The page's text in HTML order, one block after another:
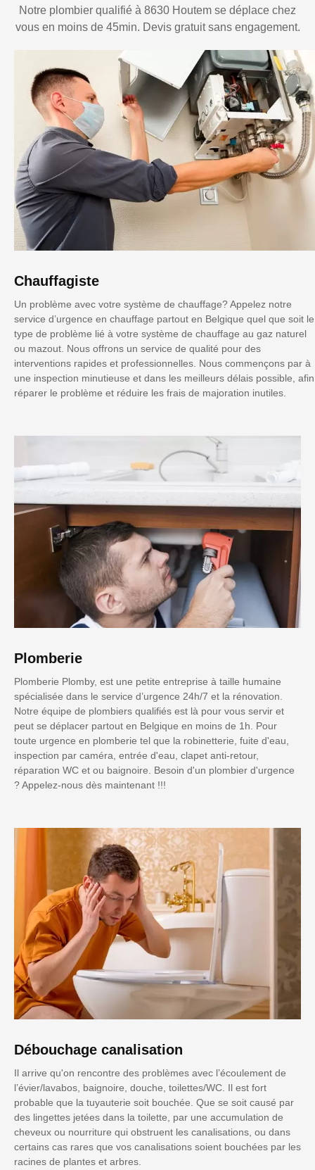
Notre plombier qualifié à 8630 Houtem se déplace chez
vous en moins de 45min. Devis gratuit sans engagement.
Chauffagiste
Un problème avec votre système de chauffage? Appelez notre
service d’urgence en chauffage partout en Belgique quel que soit le
type de problème lié à votre système de chauffage au gaz naturel
ou mazout. Nous offrons un service de qualité pour des
interventions rapides et professionnelles. Nous commençons par à
une inspection minutieuse et dans les meilleurs délais possible, afin
réparer le problème et réduire les frais de majoration inutiles.
Plomberie
Plomberie Plomby, est une petite entreprise à taille humaine
spécialisée dans le service d’urgence 24h/7 et la rénovation.
Notre équipe de plombiers qualifiés est là pour vous servir et
peut se déplacer partout en Belgique en moins de 1h. Pour
toute urgence en plomberie tel que la robinetterie, fuite d'eau,
inspection par caméra, entrée d'eau, clapet anti-retour,
réparation WC et ou baignoire. Besoin d'un plombier d'urgence
? Appelez-nous dès maintenant !!!
Débouchage canalisation
Il arrive qu'on rencontre des problèmes avec l’écoulement de
l’évier/lavabos, baignoire, douche, toilettes/WC. Il est fort
probable que la tuyauterie soit bouchée. Que se soit causé par
des lingettes jetées dans la toilette, par une accumulation de
cheveux ou nourriture qui obstruent les canalisations, ou dans
certains cas rares que vos canalisations soient bouchées par les
racines de plantes et arbres.